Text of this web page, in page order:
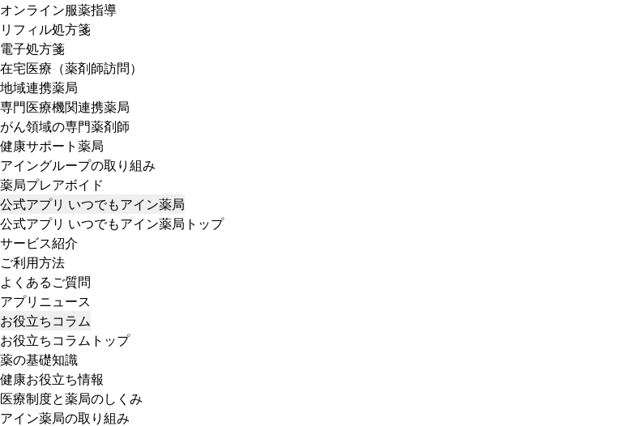
オンライン服薬指導
リフィル処方箋
電子処方箋
在宅医療（薬剤師訪問）
地域連携薬局
専門医療機関連携薬局
がん領域の専門薬剤師
健康サポート薬局
アイングループの取り組み
薬局プレアボイド
公式アプリ いつでもアイン薬局
公式アプリ いつでもアイン薬局トップ
サービス紹介
ご利用方法
よくあるご質問
アプリニュース
お役立ちコラム
お役立ちコラムトップ
薬の基礎知識
健康お役立ち情報
医療制度と薬局のしくみ
アイン薬局の取り組み